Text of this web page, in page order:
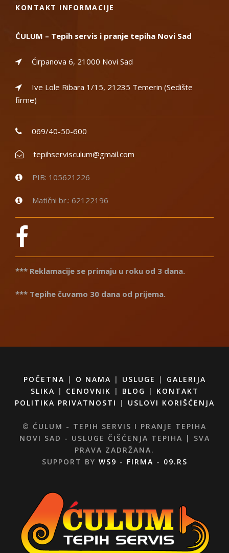
KONTAKT INFORMACIJE
ĆULUM – Tepih servis i pranje tepiha Novi Sad
Ćirpanova 6, 21000 Novi Sad
Ive Lole Ribara 1/15, 21235 Temerin (Sedište
firme)
069/40-50-600
tepihservisculum@gmail.com
PIB: 105621226
Matični br.: 62122196
*** Reklamacije se primaju u roku od 3 dana.
*** Tepihe čuvamo 30 dana od prijema.
POČETNA | O NAMA | USLUGE | GALERIJA
SLIKA | CENOVNIK | BLOG | KONTAKT
POLITIKA PRIVATNOSTI
| USLOVI KORIŠĆENJA
© ĆULUM - TEPIH SERVIS I PRANJE TEPIHA
NOVI SAD - USLUGE ČIŠĆENJA TEPIHA | SVA
PRAVA ZADRŽANA.
SUPPORT BY WS9 - FIRMA - 09.RS